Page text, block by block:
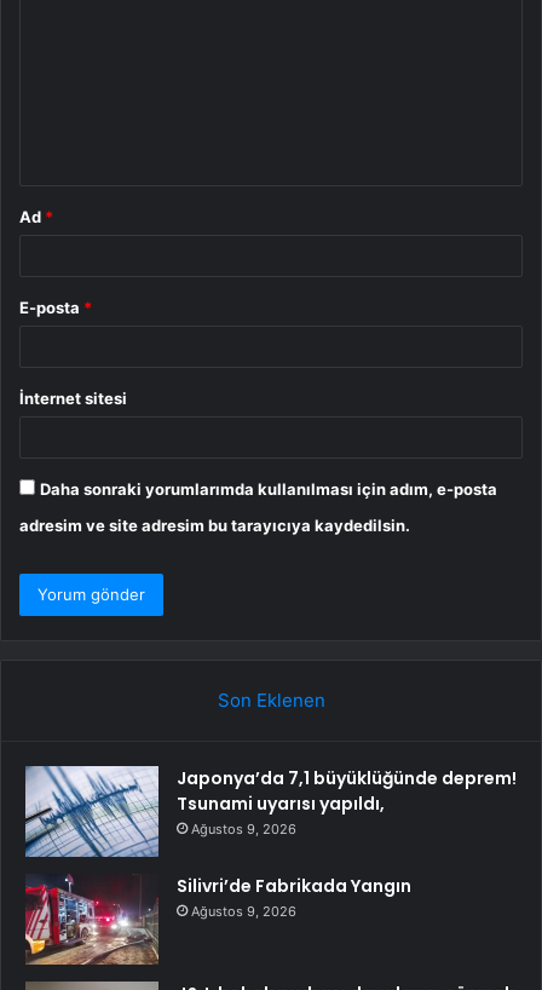
Ad *
E-posta *
İnternet sitesi
Daha sonraki yorumlarımda kullanılması için adım, e-posta
adresim ve site adresim bu tarayıcıya kaydedilsin.
Son Eklenen
Japonya’da 7,1 büyüklüğünde deprem!
Tsunami uyarısı yapıldı,
Ağustos 9, 2026
Silivri’de Fabrikada Yangın
Ağustos 9, 2026